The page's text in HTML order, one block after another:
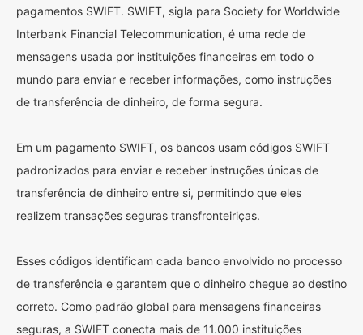
pagamentos SWIFT. SWIFT, sigla para Society for Worldwide
Interbank Financial Telecommunication, é uma rede de
mensagens usada por instituições financeiras em todo o
mundo para enviar e receber informações, como instruções
de transferência de dinheiro, de forma segura.
Em um pagamento SWIFT, os bancos usam códigos SWIFT
padronizados para enviar e receber instruções únicas de
transferência de dinheiro entre si, permitindo que eles
realizem transações seguras transfronteiriças.
Esses códigos identificam cada banco envolvido no processo
de transferência e garantem que o dinheiro chegue ao destino
correto. Como padrão global para mensagens financeiras
seguras, a SWIFT conecta mais de 11.000 instituições